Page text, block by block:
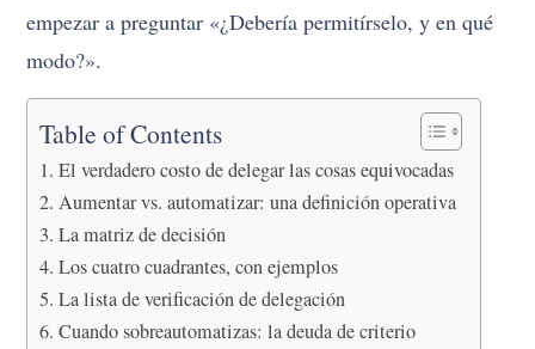
empezar a preguntar «¿Debería permitírselo, y en qué
modo?».
Table of Contents
El verdadero costo de delegar las cosas equivocadas
Aumentar vs. automatizar: una definición operativa
La matriz de decisión
Los cuatro cuadrantes, con ejemplos
La lista de verificación de delegación
Cuando sobreautomatizas: la deuda de criterio